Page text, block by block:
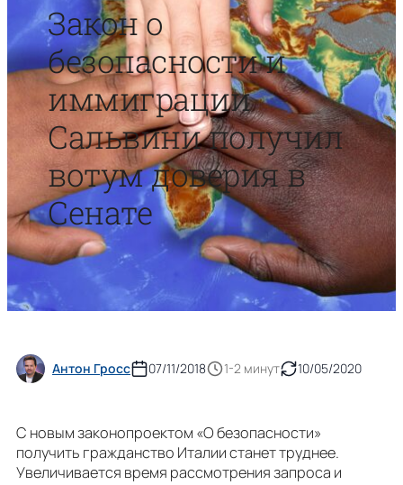
Закон о
безопасности и
иммиграции
Сальвини получил
вотум доверия в
Сенате
Антон Гросс 07/11/2018 1-2 минут 10/05/2020
С новым законопроектом «О безопасности»
получить гражданство Италии станет труднеe.
Увеличивается время рассмотрения запроса и